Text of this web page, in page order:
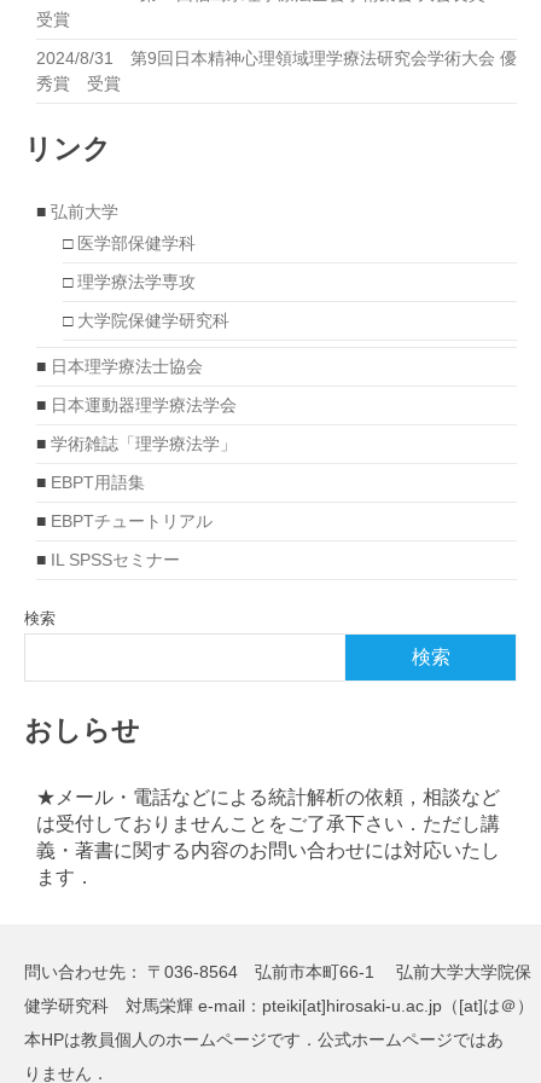
受賞
2024/8/31 第9回日本精神心理領域理学療法研究会学術大会 優
秀賞 受賞
リンク
■ 弘前大学
□ 医学部保健学科
□ 理学療法学専攻
□ 大学院保健学研究科
■ 日本理学療法士協会
■ 日本運動器理学療法学会
■ 学術雑誌「理学療法学」
■ EBPT用語集
■ EBPTチュートリアル
■ IL SPSSセミナー
検索
検索
おしらせ
★メール・電話などによる統計解析の依頼，相談など
は受付しておりませんことをご了承下さい．ただし講
義・著書に関する内容のお問い合わせには対応いたし
ます．
問い合わせ先： 〒036-8564 弘前市本町66-1 弘前大学大学院保
健学研究科 対馬栄輝 e-mail：pteiki[at]hirosaki-u.ac.jp（[at]は＠）
本HPは教員個人のホームページです．公式ホームページではあ
りません．